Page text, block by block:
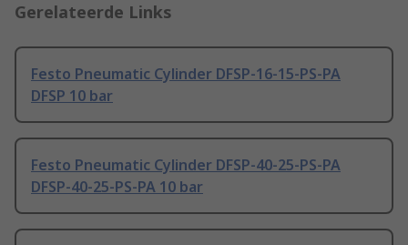
Gerelateerde Links
Festo Pneumatic Cylinder DFSP-16-15-PS-PA
DFSP 10 bar
Festo Pneumatic Cylinder DFSP-40-25-PS-PA
DFSP-40-25-PS-PA 10 bar